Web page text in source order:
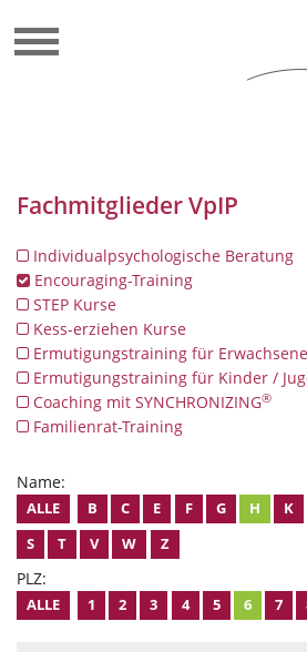
Fachmitglieder VpIP
Individualpsychologische Beratung
Encouraging-Training
STEP Kurse
Kess-erziehen Kurse
Ermutigungstraining für Erwachsene
Ermutigungstraining für Kinder /
Coaching mit SYNCHRONIZING®
Familienrat-Training
Name:
ALLE B C E F G H K
S
T V W Z
PLZ:
ALLE 1 2 3 4 5 6 7